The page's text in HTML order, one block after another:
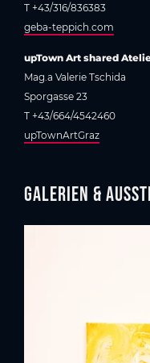
T +43/316/836383
geba-teppich.com
upTown Art shared
Mag.a Valerie Tschida
Sporgasse 23
T +43/664/4542460
upTownArtGraz
Galerien &